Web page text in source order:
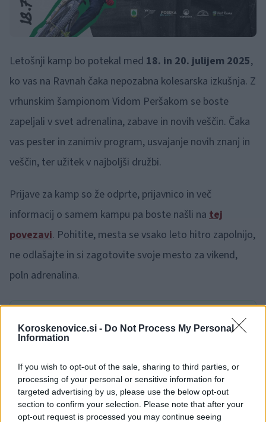
Koroskenovice.si - Do Not Process My Personal
Information
If you wish to opt-out of the sale, sharing to third parties, or
processing of your personal or sensitive information for
targeted advertising by us, please use the below opt-out
section to confirm your selection. Please note that after your
opt-out request is processed you may continue seeing
Letošnji kamp bo potekal med 18. in 20. julijem 2025,
ko vas na Ravnah čaka nepozabna kolesarska izkušnja. Z
vrhunskim šampionom Vidom Peršakom se boste
zapeljali v svet adrenalina, zabave in novih veščin. Čaka
vas pester in zanimiv program, usvajanje novih znanj in
veščin, ter užitek v najboljši družbi.
Prijave za kamp so že odprte, prijavnico in več
informacij o samem kampu pa boste našli na tej
povezavi. Pohitite, mesta se vsako leto hitro zapolnijo,
ne odlašajte in si zagotovite svoje mesto za vikend,
poln adrenalina.
Preizkusi zdaj
Kolesarskega kampa Vida Peršaka znova navdušila.